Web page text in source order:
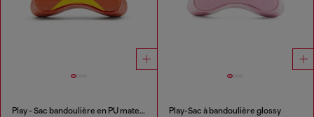
Play - Sac bandoulière en PU matelassé perforé Play-Sac à bandoulière glossy